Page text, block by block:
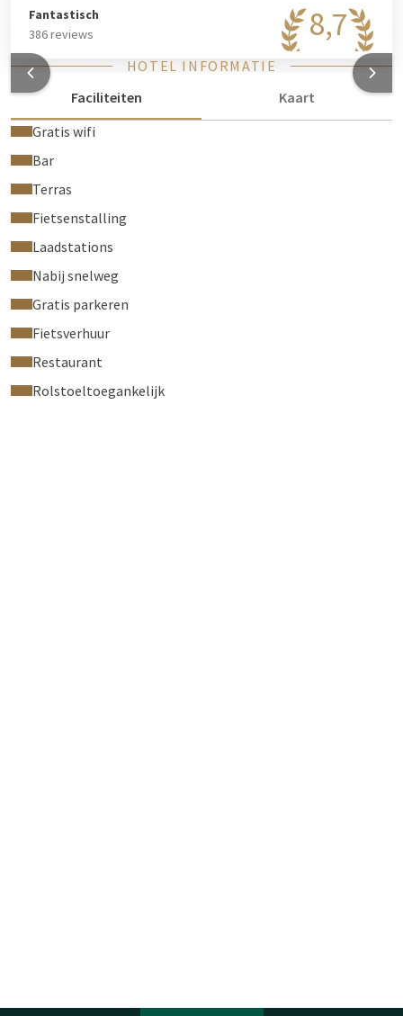
8,7
Fantastisch
386 reviews
HOTEL INFORMATIE
Faciliteiten
Kaart
Gratis wifi
Bar
Terras
Fietsenstalling
Laadstations
Nabij snelweg
Gratis parkeren
Fietsverhuur
Restaurant
Rolstoeltoegankelijk